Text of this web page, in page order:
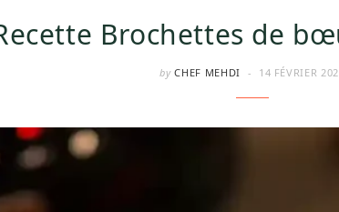
Brochettes de
by CHEF MEHDI 14 FÉVRIER